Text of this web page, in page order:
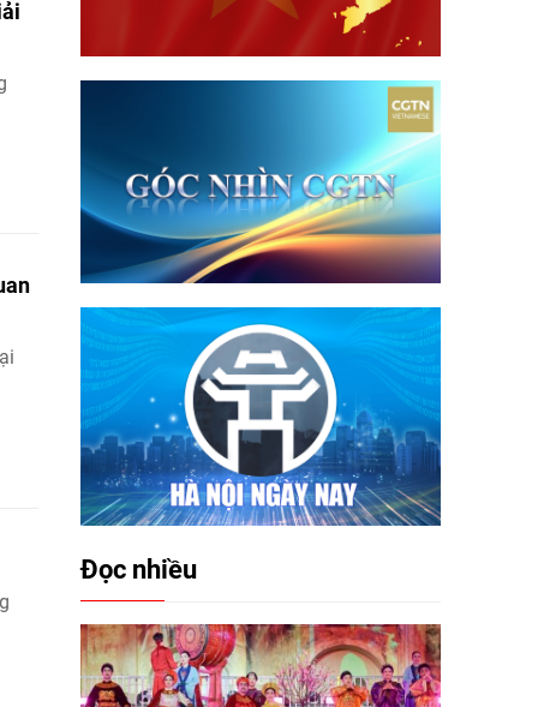
Đọc nhiều